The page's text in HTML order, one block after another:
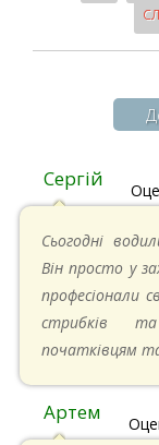
Сергій
Сьогодні
Він просто у
професіонали
стрибків та
початківцям
Артем